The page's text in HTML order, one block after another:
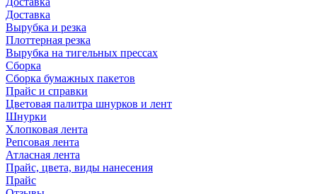
Доставка
Вырубка и резка
Плоттерная резка
Вырубка на тигельных прессах
Сборка
Сборка бумажных пакетов
Прайс и справки
Цветовая палитра шнурков и лент
Шнурки
Хлопковая лента
Репсовая лента
Атласная лента
Прайс, цвета, виды нанесения
Прайс